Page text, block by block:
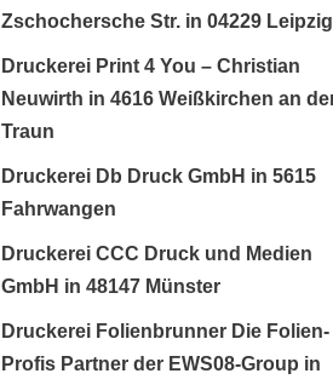
Zschochersche Str. in 04229 Leipzig
Druckerei Print 4 You – Christian
Neuwirth in 4616 Weißkirchen an
Traun
Druckerei Db Druck GmbH in 5615
Fahrwangen
Druckerei CCC Druck und Medien
GmbH in 48147 Münster
Druckerei Folienbrunner Die Folien-
Profis Partner der EWS08-Group in